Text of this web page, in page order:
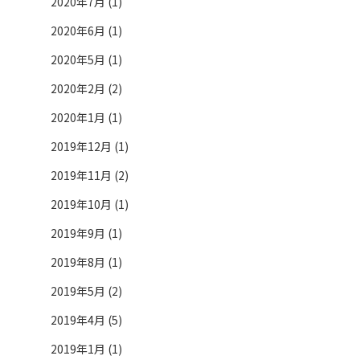
2020年6月 (1)
2020年5月 (1)
2020年2月 (2)
2020年1月 (1)
2019年12月 (1)
2019年11月 (2)
2019年10月 (1)
2019年9月 (1)
2019年8月 (1)
2019年5月 (2)
2019年4月 (5)
2019年1月 (1)